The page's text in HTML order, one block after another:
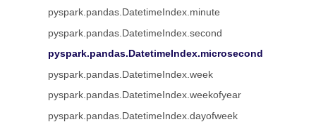
pyspark.pandas.DatetimeIndex.minute
pyspark.pandas.DatetimeIndex.second
pyspark.pandas.DatetimeIndex.microsecond
pyspark.pandas.DatetimeIndex.week
pyspark.pandas.DatetimeIndex.weekofyear
pyspark.pandas.DatetimeIndex.dayofweek